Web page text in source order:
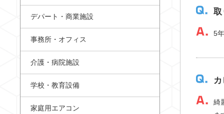
取
5
綺
デパート・商業施設
事務所・オフィス
介護・病院施設
学校・教育設備
家庭用エアコン